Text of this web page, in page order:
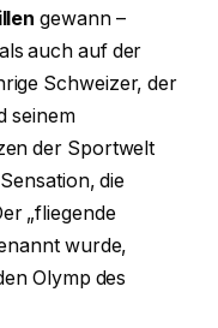
gewann –
auch auf der
Schweizer, der
seinem
der Sportwelt
die
„fliegende
wurde,
Olymp des